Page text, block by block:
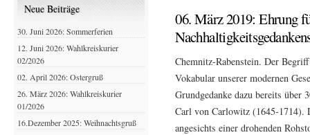
06. März 2019: Ehrung
Chemnitz-Rabenstein. Der
Vokabular unserer modernen
Grundgedanke dazu bereits über
Carl von Carlowitz (1645-1714).
angesichts einer drohenden
Neue Beiträge
30. Juni 2026: Sommerferien
12. Juni 2026: Wahlkreiskurier
02/2026
02. April 2026: Ostergruß
26. März 2026: Wahlkreiskurier
01/2026
16.Dezember 2025: Weihnachtsgruß